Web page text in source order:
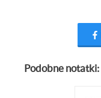
Podobne notatki: